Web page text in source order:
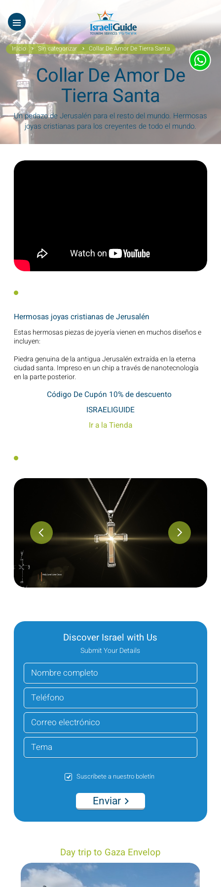
Inicio Sin categorizar Collar De Amor De Tierra Santa
Collar De Amor De
Tierra Santa
Un pedazo de Jerusalén para el resto del mundo. Hermosas
joyas cristianas para los creyentes de todo el mundo.
Hermosas joyas cristianas de Jerusalén
Estas hermosas piezas de joyería vienen en muchos diseños e
incluyen:
Piedra genuina de la antigua Jerusalén extraída en la eterna
ciudad santa. Impreso en un chip a través de nanotecnología
en la parte posterior.
Código De Cupón 10% de descuento
ISRAELIGUIDE
Ir a la Tienda
Discover Israel with Us
Submit Your Details
Suscríbete a nuestro boletín
Enviar
Day trip to Gaza Envelop
Nuestros Tours
Tours virtuales
Quiénes Somos
Testimonios
Galería
Noticias Covid19
עב